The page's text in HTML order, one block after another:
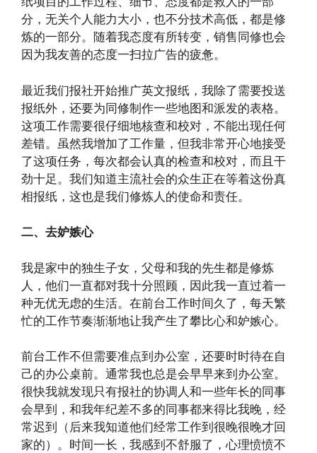
分，无关个人能力大小，也不分技术高低，都是修
炼的一部分。随着我态度有所转变，销售同修也会
因为我友善的态度一扫拉广告的疲惫。
最近我们报社开始推广英文报纸，我除了需要投送
报纸外，还要为同修制作一些地图和派发的表格。
这项工作需要很仔细地核查和校对，不能出现任何
差错。虽然我增加了工作量，但我非常开心地接受
了这项任务，每次都会认真的检查和校对，而且干
劲十足。我们知道主流社会的众生正在等着这份真
相报纸，这也是我们修炼人的使命和责任。
二、去妒嫉心
我是家中的独生子女，父母和我的先生都是修炼
人，他们一直都对我十分照顾，因此我一直过着一
种无优无虑的生活。在前台工作时间久了，每天繁
忙的工作节奏渐渐地让我产生了攀比心和妒嫉心。
前台工作不但需要准点到办公室，还要时时待在自
己的办公桌前。通常我也总是会早早来到办公室。
很快我就发现只有报社的协调人和一些年长的同事
会早到，和我年纪差不多的同事都来得比我晚，经
常迟到（后来我知道他们经常工作到很晚很晚才回
家的）。时间一长，我感到不舒服了，心理愤愤不